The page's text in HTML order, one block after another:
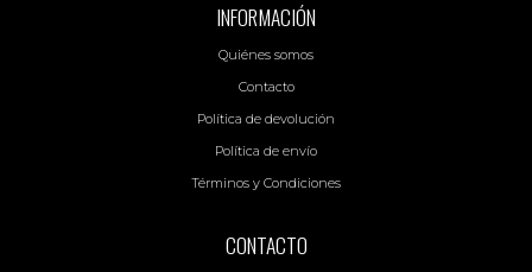
INFORMACIÓN
Quiénes somos
Contacto
Política de devolución
Política de envío
Términos y Condiciones
CONTACTO